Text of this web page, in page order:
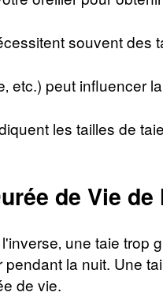
souvent des
etc.) peut influencer
les tailles de
de Vie
une taie trop
la nuit. Une
de vie.